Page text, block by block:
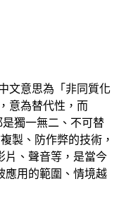
文意思為「非同質化
意為替代性，而
獨一無二、不可替
製、防作弊的技術，
片、聲音等，是當今
應用的範圍、情境越